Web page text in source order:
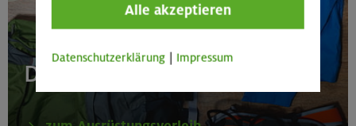
Die Ausrüstung fehlt?
Alle akzeptieren
Datenschutzerklärung Impressum